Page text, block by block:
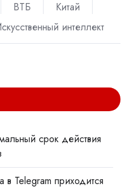
ВТБ
Китай
интеллект
срок действия
Telegram приходится